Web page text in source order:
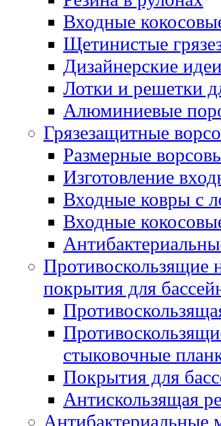
Входные
Щетинистые
Дизайнерские
Лотки и решетки
Алюминиевые
Грязезащитные
Размерные
Изготовление
Входные ковры с
Входные
Противоскользящие
покрытия для
стыковочные
Покрытия для
Антискользящая
Антибактериальные